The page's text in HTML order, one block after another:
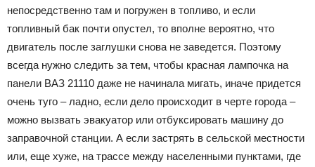
непосредственно там и погружен в топливо, и если
топливный бак почти опустел, то вполне вероятно, что
двигатель после заглушки снова не заведется. Поэтому
всегда нужно следить за тем, чтобы красная лампочка на
панели ВАЗ 21110 даже не начинала мигать, иначе придется
очень туго – ладно, если дело происходит в черте города –
можно вызвать эвакуатор или отбуксировать машину до
заправочной станции. А если застрять в сельской местности
или, еще хуже, на трассе между населенными пунктами, где